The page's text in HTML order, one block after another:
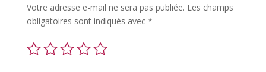
Votre adresse e-mail ne sera pas publiée. Les champs
obligatoires sont indiqués avec *